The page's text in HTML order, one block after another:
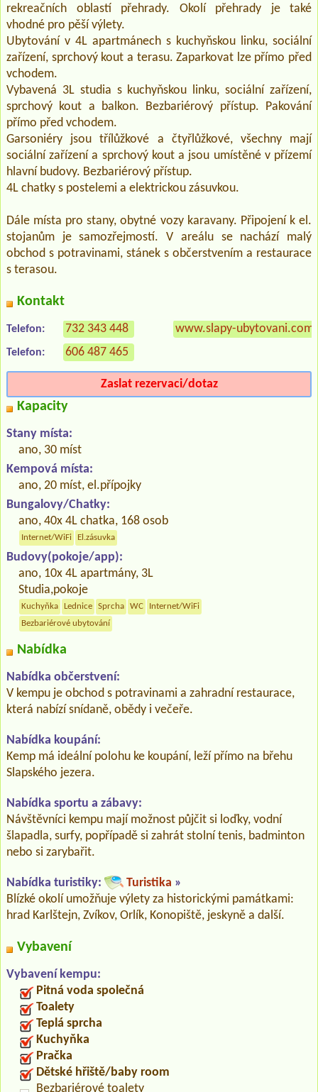
rekreačních oblastí přehrady. Okolí přehrady je také
vhodné pro pěší výlety.
Ubytování v 4L apartmánech s kuchyňskou linku, sociální
zařízení, sprchový kout a terasu. Zaparkovat lze přímo před
vchodem.
Vybavená 3L studia s kuchyňskou linku, sociální zařízení,
sprchový kout a balkon. Bezbariérový přístup. Pakování
přímo před vchodem.
Garsoniéry jsou třílůžkové a čtyřlůžkové, všechny mají
sociální zařízení a sprchový kout a jsou umístěné v přízemí
hlavní budovy. Bezbariérový přístup.
4L chatky s postelemi a elektrickou zásuvkou.
Dále místa pro stany, obytné vozy karavany. Připojení k el.
stojanům je samozřejmostí. V areálu se nachází malý
obchod s potravinami, stánek s občerstvením a restaurace
s terasou.
Kontakt
Telefon: 732 343 448
Telefon: 606 487 465
www.slapy-ubytovani.com
Zaslat rezervaci/dotaz
Kapacity
Stany místa:
ano, 30 míst
Kempová místa:
ano, 20 míst, el.přípojky
Bungalovy/Chatky:
ano, 40x 4L chatka, 168 osob
Internet/WiFi El.zásuvka
Budovy(pokoje/app):
ano, 10x 4L apartmány, 3L
Studia,pokoje
Kuchyňka Lednice Sprcha WC
Internet/WiFi
Bezbariérové ubytování
Nabídka
Nabídka občerstvení:
V kempu je obchod s potravinami a zahradní restaurace,
která nabízí snídaně, obědy i večeře.
Nabídka koupání:
Kemp má ideální polohu ke koupání, leží přímo na břehu
Slapského jezera.
Nabídka sportu a zábavy:
Návštěvníci kempu mají možnost půjčit si loďky, vodní
šlapadla, surfy, popřípadě si zahrát stolní tenis, badminton
nebo si zarybařit.
Nabídka turistiky: Turistika »
Blízké okolí umožňuje výlety za historickými památkami:
hrad Karlštejn, Zvíkov, Orlík, Konopiště, jeskyně a další.
Vybavení
Vybavení kempu:
Pitná voda společná
Toalety
Teplá sprcha
Kuchyňka
Pračka
Dětské hřiště/baby room
Bezbariérové toalety